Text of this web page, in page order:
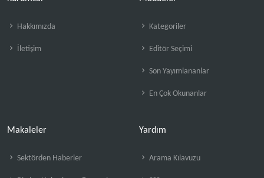
Hakkımızda
İletişim
Kategoriler
Editör Seçimi
Son Yayımlananlar
En Çok Okunanlar
Makaleler
Sektörden Haberler
Yardım
Arama Kılavuzu